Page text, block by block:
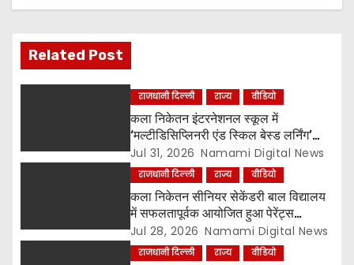
Related Post
राजधानी दिल्ली राज्य वीडियो
कला निकेतन इंटरनेशनल स्कूल में
‘मल्टीडिसिप्लिनरी एंड स्किल बेस्ड लर्निंग’
विषय पर शिक्षक सेमिनार आयोजित, टॉप-5
विजेताओं को किया गया सम्मानित
Jul 31, 2026 Namami Digital News
राजधानी दिल्ली राज्य वीडियो
कला निकेतन सीनियर सेकेंडरी बाल विद्यालय
में सफलतापूर्वक आयोजित हुआ पेरेंट्स
ओरिएंटेशन प्रोग्राम, नई शिक्षा नीति और
CBSE पाठ्यक्रम पर किया गया मार्गदर्शन
Jul 28, 2026 Namami Digital News
राजधानी दिल्ली राज्य वीडियो